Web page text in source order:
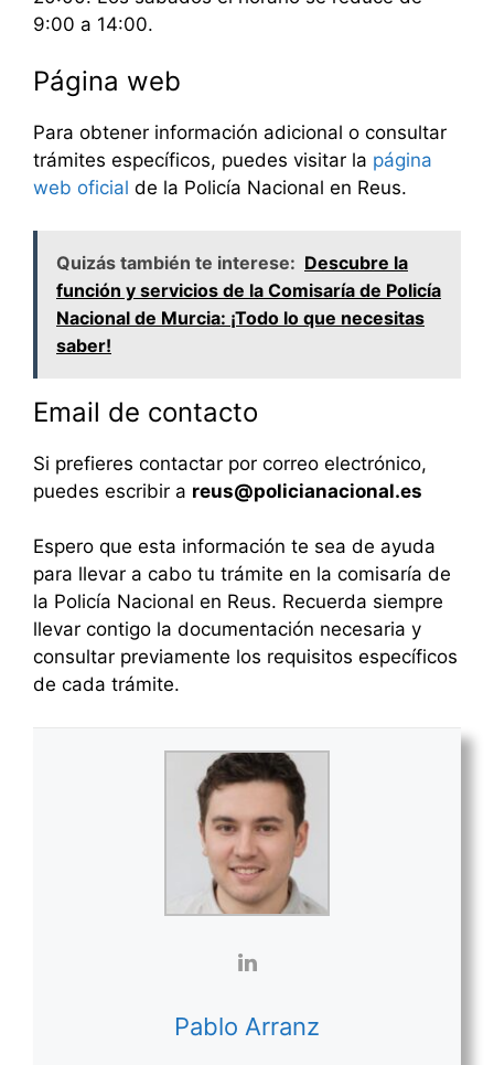
9:00 a 14:00.
Página web
Para obtener información adicional o consultar
trámites específicos, puedes visitar la página
web oficial de la Policía Nacional en Reus.
Quizás también te interese: Descubre la
función y servicios de la Comisaría de Policía
Nacional de Murcia: ¡Todo lo que necesitas
saber!
Email de contacto
Si prefieres contactar por correo electrónico,
puedes escribir a reus@policianacional.es
Espero que esta información te sea de ayuda
para llevar a cabo tu trámite en la comisaría de
la Policía Nacional en Reus. Recuerda siempre
llevar contigo la documentación necesaria y
consultar previamente los requisitos específicos
de cada trámite.
Pablo Arranz